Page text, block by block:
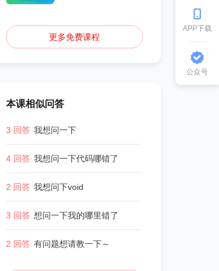
更多免费课程
本课相似问答
3 回答 我想问一下
4 回答 我想问一下代码哪错了
2 回答 我想问下void
3 回答 想问一下我的哪里错了
2 回答 有问题想请教一下～
APP下载
公众号